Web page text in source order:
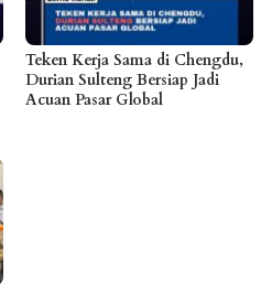
Teken Kerja Sama di Chengdu,
Durian Sulteng Bersiap Jadi
Acuan Pasar Global